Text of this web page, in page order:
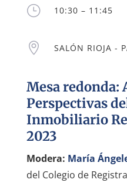
} 10:30 – 11:45
 SALÓN RIOJA -
Mesa redonda:
Perspectivas
Inmobiliario
2023
Modera: María
del Colegio de